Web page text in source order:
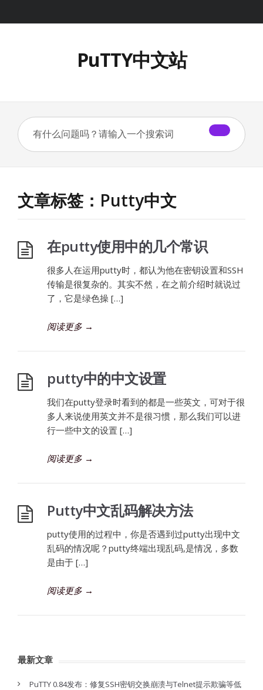
PuTTY中文站
文章标签：Putty中文
在putty使用中的几个常识
很多人在运用putty时，都认为他在密钥设置和SSH
传输是很复杂的。其实不然，在之前介绍时就说过
了，它是绿色操 […]
阅读更多 →
putty中的中文设置
我们在putty登录时看到的都是一些英文，可对于很
多人来说使用英文并不是很习惯，那么我们可以进
行一些中文的设置 […]
阅读更多 →
Putty中文乱码解决方法
putty使用的过程中，你是否遇到过putty出现中文
乱码的情况呢？putty终端出现乱码,是情况，多数
是由于 […]
阅读更多 →
最新文章
PuTTY 0.84发布：修复SSH密钥交换崩溃与Telnet提示欺骗等低